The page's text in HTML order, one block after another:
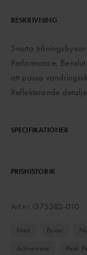
BESKRIVNING
Svarta
Performance.
att passa
Reflekterande
SPECIFIKATIONER
PRISHISTORIK
Art.nr. G75382-010
Man Byxor
Activewear
Peak